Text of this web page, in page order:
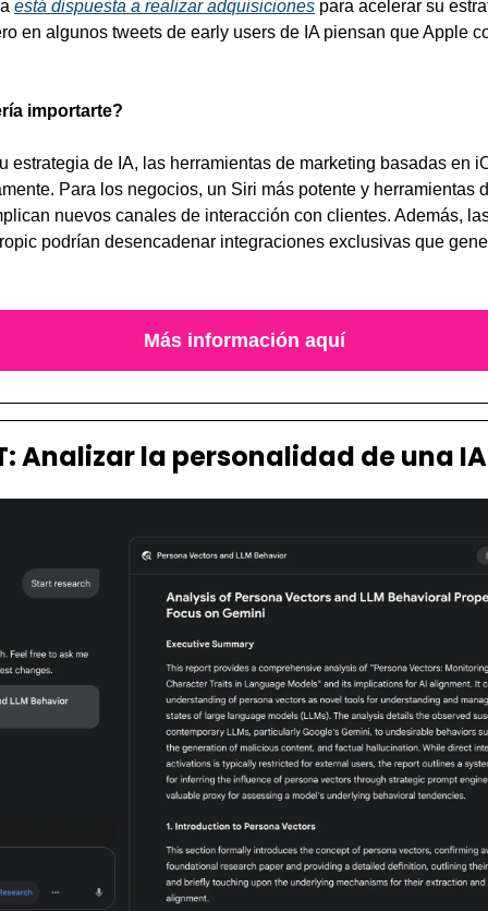
está dispuesta a realizar adquisiciones para acelerar su
en algunos tweets de early users de IA piensan que Apple
importarte?
estrategia de IA, las herramientas de marketing basadas en
Para los negocios, un Siri más potente y herramientas
nuevos canales de interacción con clientes. Además,
podrían desencadenar integraciones exclusivas que
Más información aquí
Analizar la personalidad de una IA